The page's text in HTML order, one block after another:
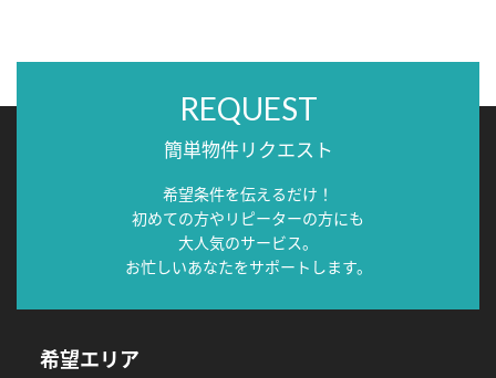
REQUEST
簡単物件リクエスト
希望条件を伝えるだけ！
初めての方やリピーターの方にも
大人気のサービス。
お忙しいあなたをサポートします。
希望エリア